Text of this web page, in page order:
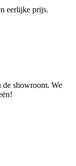
eerlijke prijs.
de showroom. We